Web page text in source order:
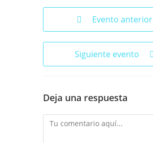
Evento anterior
Siguiente evento
Deja una respuesta
Comentario